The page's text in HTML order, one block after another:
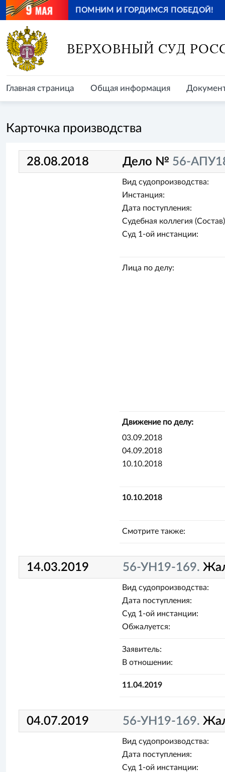
ПОМНИМ И ГОРДИМСЯ ПОБЕДОЙ!
Главная страница
ВЕРХОВНЫЙ СУД
Главная страница Общая информация
Карточка производства
28.08.2018 Дело № 56-
Вид судопроизводства:
Инстанция:
Дата поступления:
Судебная коллегия
Суд 1-ой инстанции:
Лица по делу:
Движение по делу:
03.09.2018
04.09.2018
10.10.2018
10.10.2018
Смотрите также:
14.03.2019 56-УН19-169.
Вид судопроизводства:
Дата поступления:
Суд 1-ой инстанции:
Обжалуется:
Заявитель:
В отношении:
11.04.2019
04.07.2019 56-УН19-169.
Вид судопроизводства:
Дата поступления:
Суд 1-ой инстанции: